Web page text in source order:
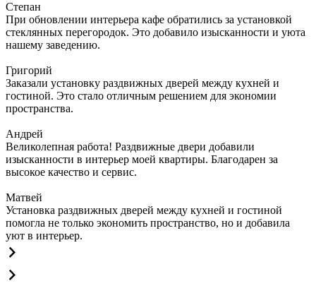
Степан
При обновлении интерьера кафе обратились за установкой
стеклянных перегородок. Это добавило изысканности и уюта
нашему заведению.
Григорий
Заказали установку раздвижных дверей между кухней и
гостиной. Это стало отличным решением для экономии
пространства.
Андрей
Великолепная работа! Раздвижные двери добавили
изысканности в интерьер моей квартиры. Благодарен за
высокое качество и сервис.
Матвей
Установка раздвижных дверей между кухней и гостиной
помогла не только экономить пространство, но и добавила
уют в интерьер.